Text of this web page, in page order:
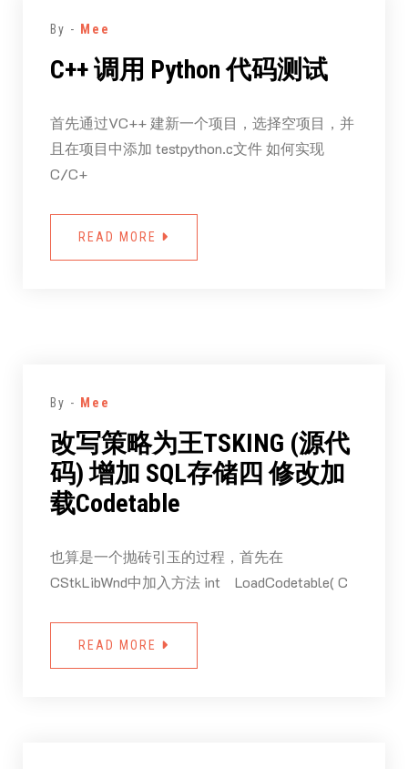
By - Mee
C++ 调用 Python 代码测试
首先通过VC++ 建新一个项目，选择空项目，并
且在项目中添加 testpython.c文件 如何实现
C/C+
READ MORE
By - Mee
改写策略为王TSKING (源代
码) 增加 SQL存储四 修改加
载Codetable
也算是一个抛砖引玉的过程，首先在
CStkLibWnd中加入方法 int LoadCodetable( C
READ MORE